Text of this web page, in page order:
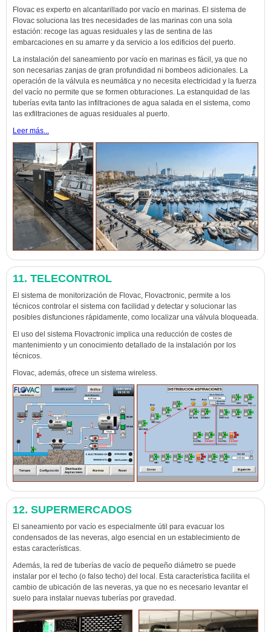
Flovac es experto en alcantarillado por vacío en marinas. El sistema de
Flovac soluciona las tres necesidades de las marinas con una sola
estación: recoge las aguas residuales y las de sentina de las
embarcaciones en su amarre y da servicio a los edificios del puerto.
La instalación del saneamiento por vacío en marinas es fácil, ya que no
son necesarias zanjas de gran profundidad ni bombeos adicionales. La
operación de la válvula es neumática y no necesita electricidad y la fuerza
del vacío no permite que se formen obturaciones. La estanquidad de las
tuberías evita tanto las infiltraciones de agua salada en el sistema, como
las exfiltraciones de aguas residuales al puerto.
Leer más...
11. TELECONTROL
El sistema de monitorización de Flovac, Flovactronic, permite a los
técnicos controlar el sistema con facilidad y detectar y solucionar las
posibles disfunciones rápidamente, como localizar una válvula bloqueada.
El uso del sistema Flovactronic implica una reducción de costes de
mantenimiento y un conocimiento detallado de la instalación por los
técnicos.
Flovac, además, ofrece un sistema wireless.
12. SUPERMERCADOS
El saneamiento por vacío es especialmente útil para evacuar los
condensados de las neveras, algo esencial en un establecimiento de
estas características.
Además, la red de tuberías de vacío de pequeño diámetro se puede
instalar por el techo (o falso techo) del local. Esta característica facilita el
cambio de ubicación de las neveras, ya que no es necesario levantar el
suelo para instalar nuevas tuberías por gravedad.